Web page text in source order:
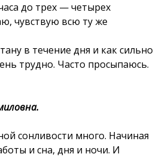
до трех — четырех
чувствую всю ту же
в течение дня и как сильно
трудно. Часто просыпаюсь.
сонливости много. Начиная
и сна, дня и ночи. И